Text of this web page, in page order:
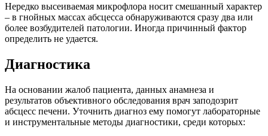
Нередко высеиваемая микрофлора носит смешанный характер
– в гнойных массах абсцесса обнаруживаются сразу два или
более возбудителей патологии. Иногда причинный фактор
определить не удается.
Диагностика
На основании жалоб пациента, данных анамнеза и
результатов объективного обследования врач заподозрит
абсцесс печени. Уточнить диагноз ему помогут лабораторные
и инструментальные методы диагностики, среди которых: